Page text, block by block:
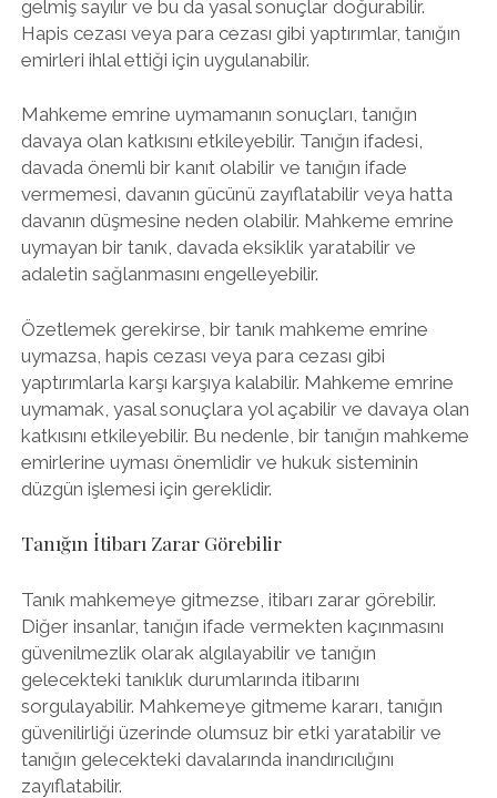
gelmiş sayılır ve bu da yasal sonuçlar doğurabilir.
Hapis cezası veya para cezası gibi yaptırımlar, tanığın
emirleri ihlal ettiği için uygulanabilir.
Mahkeme emrine uymamanın sonuçları, tanığın
davaya olan katkısını etkileyebilir. Tanığın ifadesi,
davada önemli bir kanıt olabilir ve tanığın ifade
vermemesi, davanın gücünü zayıflatabilir veya hatta
davanın düşmesine neden olabilir. Mahkeme emrine
uymayan bir tanık, davada eksiklik yaratabilir ve
adaletin sağlanmasını engelleyebilir.
Özetlemek gerekirse, bir tanık mahkeme emrine
uymazsa, hapis cezası veya para cezası gibi
yaptırımlarla karşı karşıya kalabilir. Mahkeme emrine
uymamak, yasal sonuçlara yol açabilir ve davaya olan
katkısını etkileyebilir. Bu nedenle, bir tanığın mahkeme
emirlerine uyması önemlidir ve hukuk sisteminin
düzgün işlemesi için gereklidir.
Tanığın İtibarı Zarar Görebilir
Tanık mahkemeye gitmezse, itibarı zarar görebilir.
Diğer insanlar, tanığın ifade vermekten kaçınmasını
güvenilmezlik olarak algılayabilir ve tanığın
gelecekteki tanıklık durumlarında itibarını
sorgulayabilir. Mahkemeye gitmeme kararı, tanığın
güvenilirliği üzerinde olumsuz bir etki yaratabilir ve
tanığın gelecekteki davalarında inandırıcılığını
zayıflatabilir.